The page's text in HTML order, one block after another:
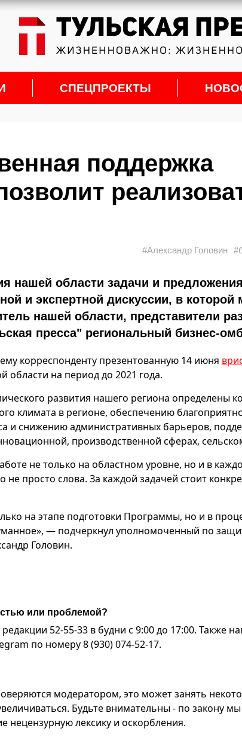
СПЕЦПРОЕКТЫ
поддержка
#Александр Головин
нашей области задачи и
и экспертной дискуссии, в которой
нашей области, представители
пресса" региональный бизнес-
корреспонденту презентованную 14 июня
на период до 2021 года.
развития нашего региона определены
климата в регионе, обеспечению
и снижению административных барьеров,
производственной сферах,
не только на областном уровне, но и в
просто слова. За каждой задачей стоит
на этапе подготовки Программы, но и в
— подчеркнул уполномоченный по
Головин.
или проблемой?
52-55-33 в будни с 9:00 до 17:00. Также
по номеру 8 (930) 074-52-17.
модератором, это может занять
Будьте внимательны - по закону
лексику и оскорбления.